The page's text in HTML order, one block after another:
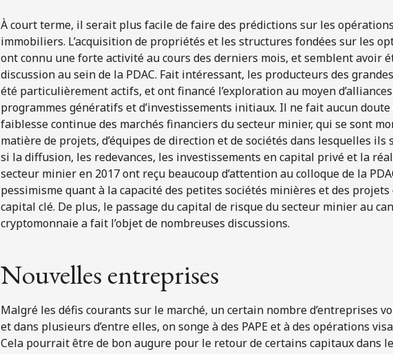
À court terme, il serait plus facile de faire des prédictions sur les
immobiliers. L’acquisition de propriétés et les structures fondées sur les
ont connu une forte activité au cours des derniers mois, et semblent avoir
discussion au sein de la PDAC. Fait intéressant, les producteurs des
été particulièrement actifs, et ont financé l’exploration au moyen
programmes génératifs et d’investissements initiaux. Il ne fait aucun doute
faiblesse continue des marchés financiers du secteur minier, qui se sont
matière de projets, d’équipes de direction et de sociétés dans lesquelles ils
si la diffusion, les redevances, les investissements en capital privé et la
secteur minier en 2017 ont reçu beaucoup d’attention au colloque de la
pessimisme quant à la capacité des petites sociétés minières et des projets
capital clé. De plus, le passage du capital de risque du secteur minier au
cryptomonnaie a fait l’objet de nombreuses discussions.
Nouvelles entreprises
Malgré les défis courants sur le marché, un certain nombre d’entreprises
et dans plusieurs d’entre elles, on songe à des PAPE et à des opérations
Cela pourrait être de bon augure pour le retour de certains capitaux dans